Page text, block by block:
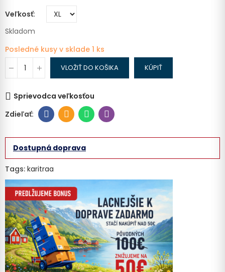
Veľkosť
Skladom
Posledné kusy v sklade 1 ks
VLOŽIŤ DO KOŠIKA KÚPIŤ
Sprievodca veľkosťou
Dostupná doprava
Tags: karitraa